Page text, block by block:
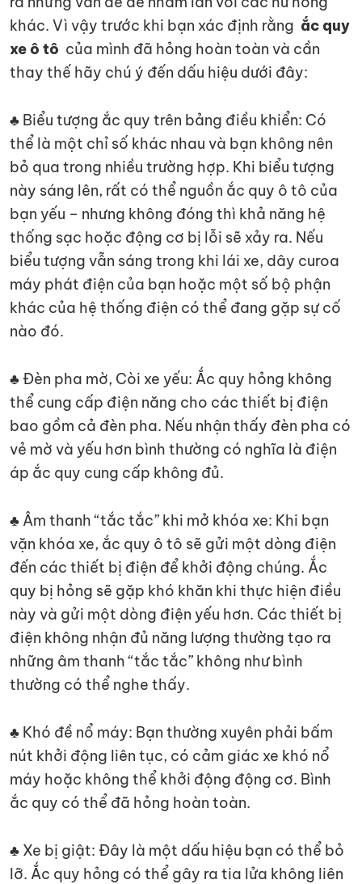
khác. Vì vậy trước khi bạn xác định rằng ắc quy
xe ô tô của mình đã hỏng hoàn toàn và cần
thay thế hãy chú ý đến dấu hiệu dưới đây:
♣ Biểu tượng ắc quy trên bảng điều khiển: Có
thể là một chỉ số khác nhau và bạn không nên
bỏ qua trong nhiều trường hợp. Khi biểu tượng
này sáng lên, rất có thể nguồn ắc quy ô tô của
bạn yếu – nhưng không đóng thì khả năng hệ
thống sạc hoặc động cơ bị lỗi sẽ xảy ra. Nếu
biểu tượng vẫn sáng trong khi lái xe, dây curoa
máy phát điện của bạn hoặc một số bộ phận
khác của hệ thống điện có thể đang gặp sự cố
nào đó.
♣ Đèn pha mờ, Còi xe yếu: Ắc quy hỏng không
thể cung cấp điện năng cho các thiết bị điện
bao gồm cả đèn pha. Nếu nhận thấy đèn pha có
vẻ mờ và yếu hơn bình thường có nghĩa là điện
áp ắc quy cung cấp không đủ.
♣ Âm thanh “tắc tắc” khi mở khóa xe: Khi bạn
vặn khóa xe, ắc quy ô tô sẽ gửi một dòng điện
đến các thiết bị điện để khởi động chúng. Ắc
quy bị hỏng sẽ gặp khó khăn khi thực hiện điều
này và gửi một dòng điện yếu hơn. Các thiết bị
điện không nhận đủ năng lượng thường tạo ra
những âm thanh “tắc tắc” không như bình
thường có thể nghe thấy.
♣ Khó đề nổ máy: Bạn thường xuyên phải bấm
nút khởi động liên tục, có cảm giác xe khó nổ
máy hoặc không thể khởi động động cơ. Bình
ắc quy có thể đã hỏng hoàn toàn.
♣ Xe bị giật: Đây là một dấu hiệu bạn có thể bỏ
lỡ. Ắc quy hỏng có thể gây ra tia lửa không liên